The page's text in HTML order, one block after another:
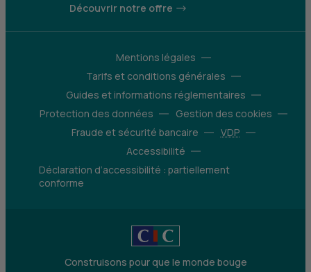
Découvrir notre offre
Mentions légales
Tarifs et conditions générales
Guides et informations réglementaires
Protection des données
Gestion des cookies
Fraude et sécurité bancaire
VDP
Accessibilité
Déclaration d’accessibilité : partiellement
conforme
Construisons pour que le monde bouge